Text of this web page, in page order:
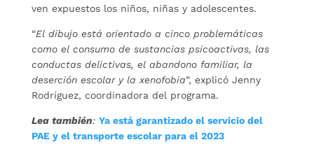
ven expuestos los niños, niñas y adolescentes.
“El dibujo está orientado a cinco problemáticas
como el consumo de sustancias psicoactivas, las
conductas delictivas, el abandono familiar, la
deserción escolar y la xenofobia”, explicó Jenny
Rodríguez, coordinadora del programa.
Lea también: Ya está garantizado el servicio del
PAE y el transporte escolar para el 2023